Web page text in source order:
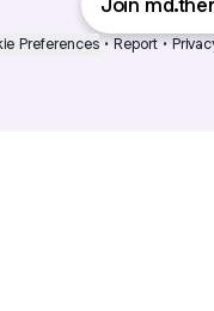
Preferences • Report •